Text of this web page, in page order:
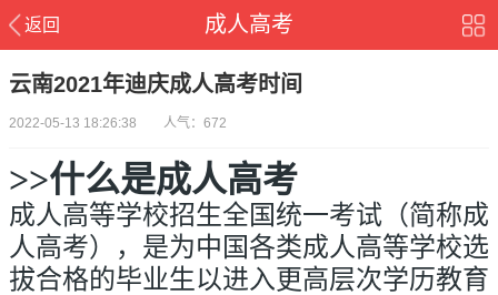
返回 成人高考
云南2021年迪庆成人高考时间
2022-05-13 18:26:38 人气：672
>>什么是成人高考
成人高等学校招生全国统一考试（简称成
人高考），是为中国各类成人高等学校选
拔合格的毕业生以进入更高层次学历教育